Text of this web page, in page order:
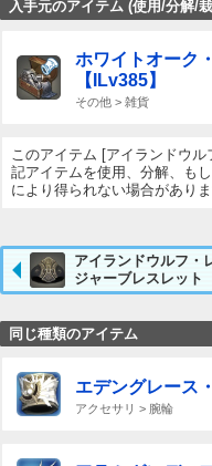
入手元のアイテム (使用/分解/
ホワイトオーク
【ILv385】
その他 > 雑貨
このアイテム [アイランドウ
記アイテムを使用、分解、も
により得られない場合がありま
アイランドウルフ・
ジャーブレスレット
同じ種類のアイテム
エデングレース
アクセサリ > 腕輪